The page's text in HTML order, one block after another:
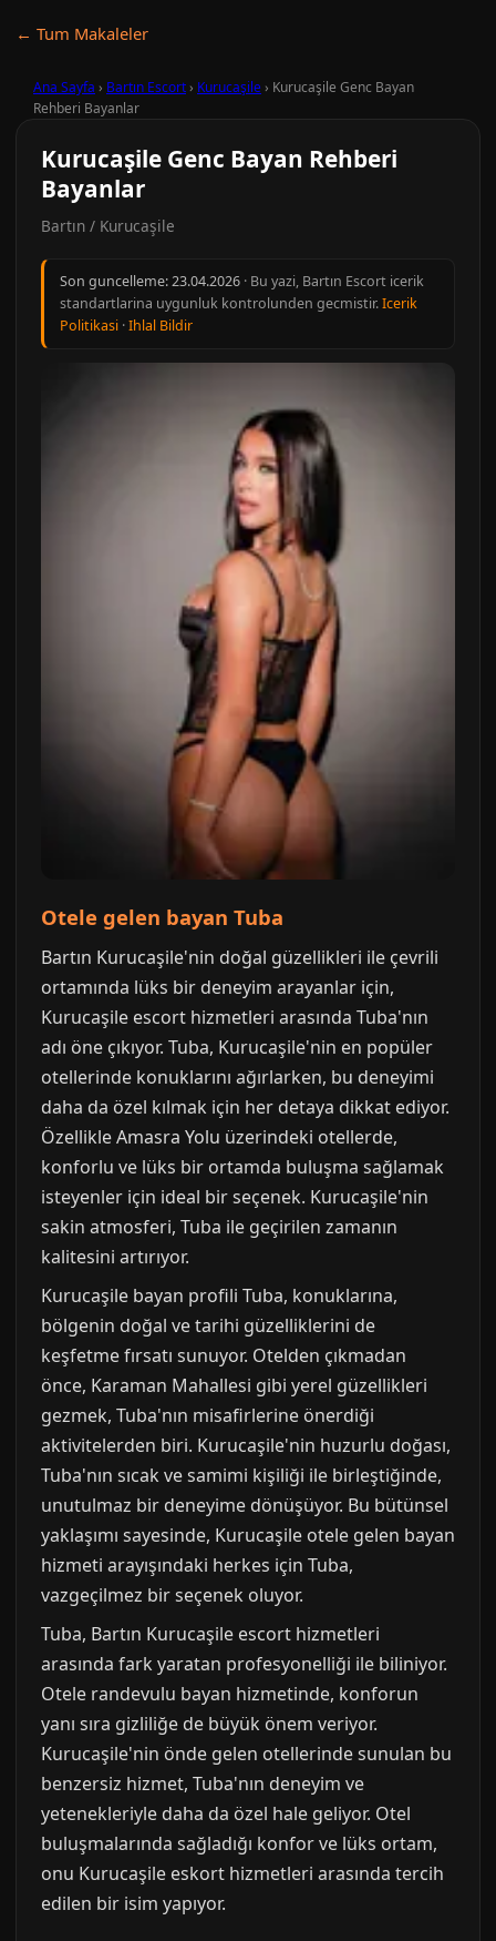
← Tum Makaleler
Ana Sayfa › Bartın Escort› Kurucaşile› Kurucaşile Genc Bayan
Rehberi Bayanlar
Kurucaşile Genc Bayan Rehberi
Bayanlar
Bartın / Kurucaşile
Son guncelleme:23.04.2026 · Bu yazi, Bartın Escort icerik
standartlarina uygunluk kontrolunden gecmistir.Icerik
Politikasi ·Ihlal Bildir
Otele gelen bayan Tuba
Bartın Kurucaşile'nin doğal güzellikleri ile çevrili
ortamında lüks bir deneyim arayanlar için,
Kurucaşile escort hizmetleri arasında Tuba'nın
adı öne çıkıyor. Tuba, Kurucaşile'nin en popüler
otellerinde konuklarını ağırlarken, bu deneyimi
daha da özel kılmak için her detaya dikkat ediyor.
Özellikle Amasra Yolu üzerindeki otellerde,
konforlu ve lüks bir ortamda buluşma sağlamak
isteyenler için ideal bir seçenek. Kurucaşile'nin
sakin atmosferi, Tuba ile geçirilen zamanın
kalitesini artırıyor.
Kurucaşile bayan profili Tuba, konuklarına,
bölgenin doğal ve tarihi güzelliklerini de
keşfetme fırsatı sunuyor. Otelden çıkmadan
önce, Karaman Mahallesi gibi yerel güzellikleri
gezmek, Tuba'nın misafirlerine önerdiği
aktivitelerden biri. Kurucaşile'nin huzurlu doğası,
Tuba'nın sıcak ve samimi kişiliği ile birleştiğinde,
unutulmaz bir deneyime dönüşüyor. Bu bütünsel
yaklaşımı sayesinde, Kurucaşile otele gelen bayan
hizmeti arayışındaki herkes için Tuba,
vazgeçilmez bir seçenek oluyor.
Tuba, Bartın Kurucaşile escort hizmetleri
arasında fark yaratan profesyonelliği ile biliniyor.
Otele randevulu bayan hizmetinde, konforun
yanı sıra gizliliğe de büyük önem veriyor.
Kurucaşile'nin önde gelen otellerinde sunulan bu
benzersiz hizmet, Tuba'nın deneyim ve
yetenekleriyle daha da özel hale geliyor. Otel
buluşmalarında sağladığı konfor ve lüks ortam,
onu Kurucaşile eskort hizmetleri arasında tercih
edilen bir isim yapıyor.